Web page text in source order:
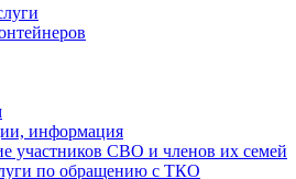
информация
участников СВО и членов их семей
по обращению с ТКО